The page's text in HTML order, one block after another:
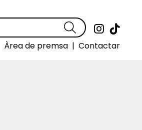
Link a
Cercar
Àrea de premsa | Contactar